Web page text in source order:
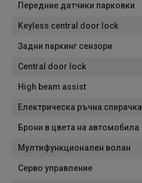
Передние датчики парковки
Keyless central door lock
Задни паркинг сензори
Central door lock
High beam assist
Електрическа ръчна спирачка
Брони в цвета на автомобила
Мултифункционален волан
Серво управление